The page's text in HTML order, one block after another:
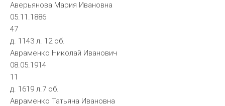
Аверьянова Мария Ивановна
05.11.1886
47
д. 1143 л. 12 об.
Авраменко Николай Иванович
08.05.1914
11
д. 1619 л.7 об.
Авраменко Татьяна Ивановна